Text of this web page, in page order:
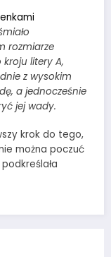
rozmiarze
litery A,
z wysokim
a jednocześnie
jej wady.
krok do tego,
można poczuć